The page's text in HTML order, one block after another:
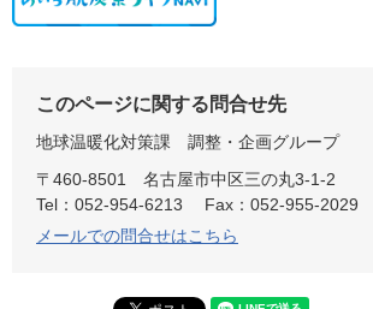
このページに関する問合せ先
地球温暖化対策課
調整・企画グループ
〒460-8501
名古屋市中区三の丸3-1-2
Tel：052-954-6213
Fax：052-955-2029
メールでの問合せはこちら